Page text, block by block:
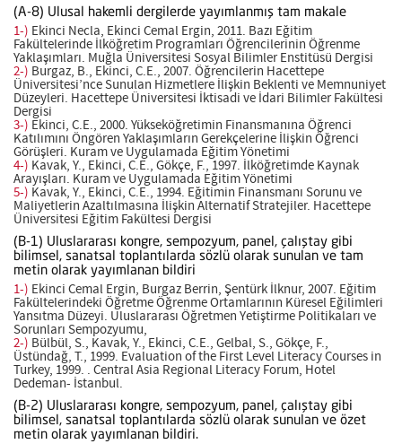
(A-8) Ulusal hakemli dergilerde yayımlanmış tam makale
1-) Ekinci Necla, Ekinci Cemal Ergin, 2011. Bazı Eğitim
Fakültelerinde İlköğretim Programları Öğrencilerinin Öğrenme
Yaklaşımları. Muğla Üniversitesi Sosyal Bilimler Enstitüsü Dergisi
2-) Burgaz, B., Ekinci, C.E., 2007. Öğrencilerin Hacettepe
Üniversitesi’nce Sunulan Hizmetlere İlişkin Beklenti ve Memnuniyet
Düzeyleri. Hacettepe Üniversitesi İktisadi ve İdari Bilimler Fakültesi
Dergisi
3-) Ekinci, C.E., 2000. Yükseköğretimin Finansmanına Öğrenci
Katılımını Öngören Yaklaşımların Gerekçelerine İlişkin Öğrenci
Görüşleri. Kuram ve Uygulamada Eğitim Yönetimi
4-) Kavak, Y., Ekinci, C.E., Gökçe, F., 1997. İlköğretimde Kaynak
Arayışları. Kuram ve Uygulamada Eğitim Yönetimi
5-) Kavak, Y., Ekinci, C.E., 1994. Eğitimin Finansmanı Sorunu ve
Maliyetlerin Azaltılmasına İlişkin Alternatif Stratejiler. Hacettepe
Üniversitesi Eğitim Fakültesi Dergisi
(B-1) Uluslararası kongre, sempozyum, panel, çalıştay gibi
bilimsel, sanatsal toplantılarda sözlü olarak sunulan ve tam
metin olarak yayımlanan bildiri
1-) Ekinci Cemal Ergin, Burgaz Berrin, Şentürk İlknur, 2007. Eğitim
Fakültelerindeki Öğretme Öğrenme Ortamlarının Küresel Eğilimleri
Yansıtma Düzeyi. Uluslararası Öğretmen Yetiştirme Politikaları ve
Sorunları Sempozyumu,
2-) Bülbül, S., Kavak, Y., Ekinci, C.E., Gelbal, S., Gökçe, F.,
Üstündağ, T., 1999. Evaluation of the First Level Literacy Courses in
Turkey, 1999. . Central Asia Regional Literacy Forum, Hotel
Dedeman- İstanbul.
(B-2) Uluslararası kongre, sempozyum, panel, çalıştay gibi
bilimsel, sanatsal toplantılarda sözlü olarak sunulan ve özet
metin olarak yayımlanan bildiri.